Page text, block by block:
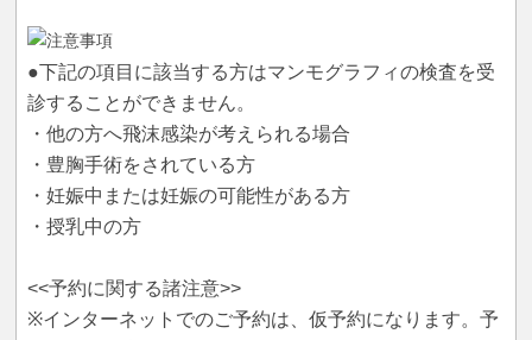
●下記の項目に該当する方はマンモグラフィの検査を受
診することができません。
・他の方へ飛沫感染が考えられる場合
・豊胸手術をされている方
・妊娠中または妊娠の可能性がある方
・授乳中の方
<<予約に関する諸注意>>
※インターネットでのご予約は、仮予約になります。予